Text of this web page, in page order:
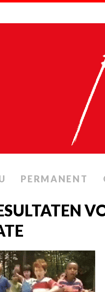
PERMANENT